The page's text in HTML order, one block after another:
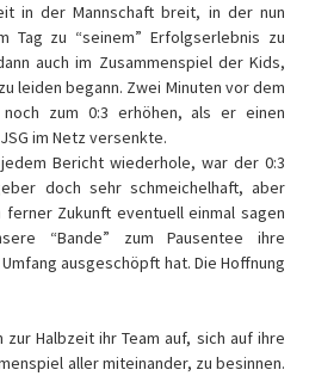
in der Mannschaft breit, in der nun
Tag zu “seinem” Erfolgserlebnis zu
auch im Zusammenspiel der Kids,
leiden begann. Zwei Minuten vor dem
noch zum 0:3 erhöhen, als er einen
im Netz versenkte.
Bericht wiederhole, war der 0:3
doch sehr schmeichelhaft, aber
Zukunft eventuell einmal sagen
“Bande” zum Pausentee ihre
ausgeschöpft hat. Die Hoffnung
Halbzeit ihr Team auf, sich auf ihre
aller miteinander, zu besinnen.